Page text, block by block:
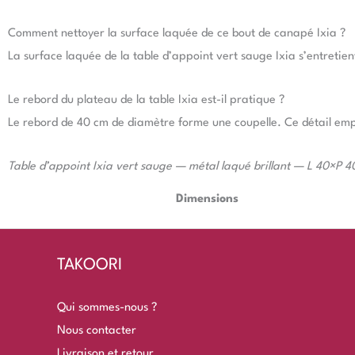
Comment nettoyer la surface laquée de ce bout de canapé Ixia ?
La surface laquée de la table d’appoint vert sauge Ixia
Le rebord du plateau de la table Ixia est-il pratique ?
Le rebord de 40 cm de diamètre forme une coupelle. Ce détail
Table d’appoint Ixia vert sauge — métal laqué brillant — L
Dimensions
TAKOORI
Qui sommes-nous ?
Nous contacter